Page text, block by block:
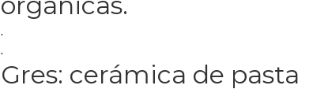
.
.
Gres: cerámica de pasta